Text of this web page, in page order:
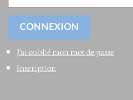
J'ai oublié mon mot de passe
Inscription